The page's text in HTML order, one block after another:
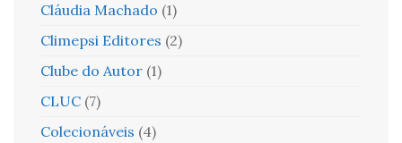
Cláudia Machado (1)
Climepsi Editores (2)
Clube do Autor (1)
CLUC (7)
Colecionáveis (4)